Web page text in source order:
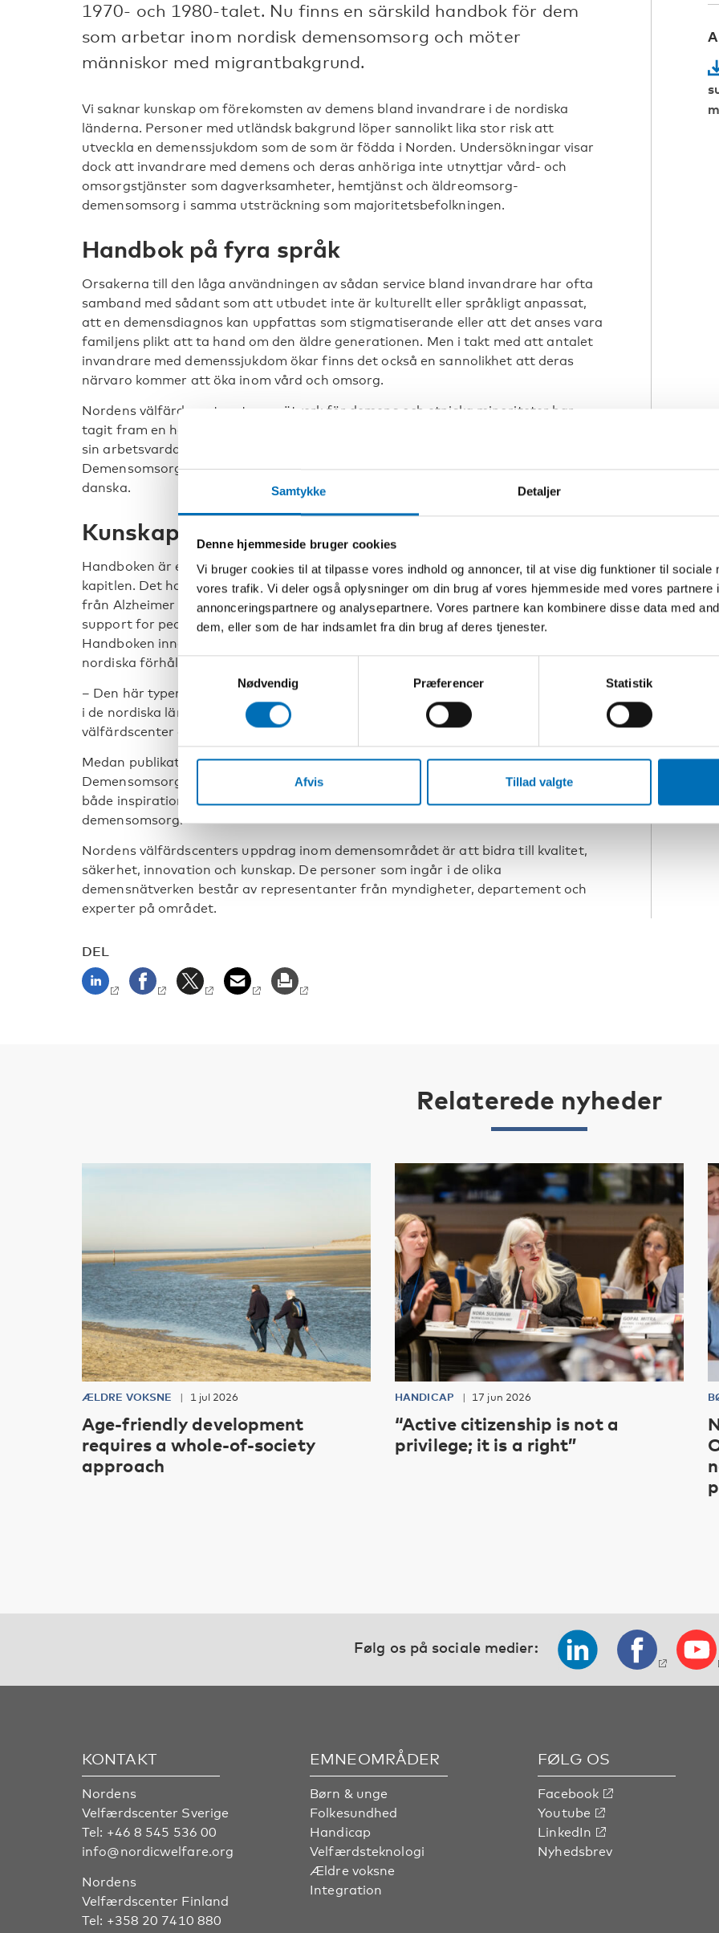
Samtykke Detaljer
Denne hjemmeside bruger cookies
Vi bruger cookies til at tilpasse vores indhold og annoncer, til at vise dig funktioner til sociale
vores trafik. Vi deler også oplysninger om din brug af vores hjemmeside med vores partnere
annonceringspartnere og analysepartnere. Vores partnere kan kombinere disse data med
dem, eller som de har indsamlet fra din brug af deres tjenester.
Nødvendig
Præferencer Statistik
Afvis Tillad valgte
1970- och 1980-talet. Nu finns en särskild handbok för dem
som arbetar inom nordisk demensomsorg och möter
människor med migrantbakgrund.
Vi saknar kunskap om förekomsten av demens bland invandrare i de nordiska
länderna. Personer med utländsk bakgrund löper sannolikt lika stor risk att
utveckla en demenssjukdom som de som är födda i Norden. Undersökningar visar
dock att invandrare med demens och deras anhöriga inte utnyttjar vård- och
omsorgstjänster som dagverksamheter, hemtjänst och äldreomsorg-
demensomsorg i samma utsträckning som majoritetsbefolkningen.
Handbok på fyra språk
Orsakerna till den låga användningen av sådan service bland invandrare har ofta
samband med sådant som att utbudet inte är kulturellt eller språkligt anpassat,
att en demensdiagnos kan uppfattas som stigmatiserande eller att det anses vara
familjens plikt att ta hand om den äldre generationen. Men i takt med att antalet
invandrare med demenssjukdom ökar finns det också en sannolikhet att deras
närvaro kommer att öka inom vård och omsorg.
Nordens välfärdscenters temanätverk för demens och etniska minoriteter har
tagit fram en handbok för personer som arbetar inom demensomsorg och som i
sin arbetsvardag möter människor med migrantbakgrund. Handboken
Demensomsorg för invandrare finns på fyra språk: svenska, finska, norska och
danska.
Kunskap som har saknats
Handboken är ett resultat av nordiska forskare inom temanätverket som skrivit
kapitlen. Det har de gjort dels utifrån egen forskning och dels utifrån inspiration
från Alzheimer Europes rapport The development of intercultural care and
support for people with dementia from minority etnich groups (2018).
Handboken innehåller lättillgänglig och uppdaterad kunskap, anpassad till
nordiska förhållanden.
– Den här typen av kortfattad ingång till kunskapsläget är något som har saknats
i de nordiska länderna, säger Lars Rottem Krangnes, projektledare på Nordens
välfärdscenter och koordinator för Nordiskt demensnätverk.
Medan publikationen från Alzheimer Europe riktar sig till policyansvariga är
Demensomsorg för invandrare mer praktiskt inriktad. Den ska vara en källa till
både inspiration och fördjupad kunskap för dem som arbetar inom nordisk
demensomsorg.
Nordens välfärdscenters uppdrag inom demensområdet är att bidra till kvalitet,
säkerhet, innovation och kunskap. De personer som ingår i de olika
demensnätverken består av representanter från myndigheter, departement och
experter på området.
DEL
Relaterede nyheder
ÆLDRE VOKSNE 1 jul 2026
Age-friendly development
requires a whole-of-society
approach
HANDICAP 17 jun 2026
“Active citizenship is not a
privilege; it is a right”
Følg os på sociale medier:
KONTAKT
Nordens
Velfærdscenter Sverige
Tel: +46 8 545 536 00
info@nordicwelfare.org
Nordens
Velfærdscenter Finland
Tel: +358 20 7410 880
EMNEOMRÅDER
Børn & unge
Folkesundhed
Handicap
Velfærdsteknologi
Ældre voksne
Integration
FØLG OS
Facebook
Youtube
LinkedIn
Nyhedsbrev